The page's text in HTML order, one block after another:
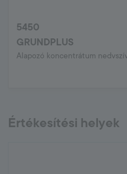
5450
GRUNDPLUS
Alapozó koncentrátum
Értékesítési helyek